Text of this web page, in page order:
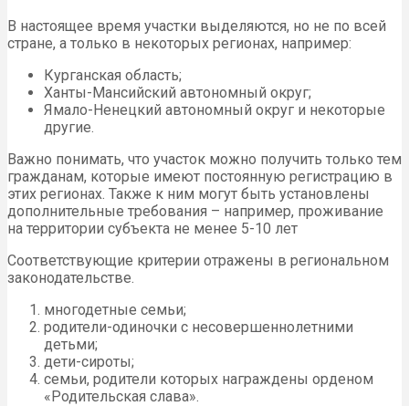
В настоящее время участки выделяются, но не по всей
стране, а только в некоторых регионах, например:
Курганская область;
Ханты-Мансийский автономный округ;
Ямало-Ненецкий автономный округ и некоторые
другие.
Важно понимать, что участок можно получить только тем
гражданам, которые имеют постоянную регистрацию в
этих регионах. Также к ним могут быть установлены
дополнительные требования – например, проживание
на территории субъекта не менее 5-10 лет
Соответствующие критерии отражены в региональном
законодательстве.
многодетные семьи;
родители-одиночки с несовершеннолетними
детьми;
дети-сироты;
семьи, родители которых награждены орденом
«Родительская слава».